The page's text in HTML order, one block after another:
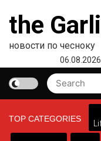
content
the
новости по чесноку
06.08.2026
Search
for:
TOP CATEGORIES